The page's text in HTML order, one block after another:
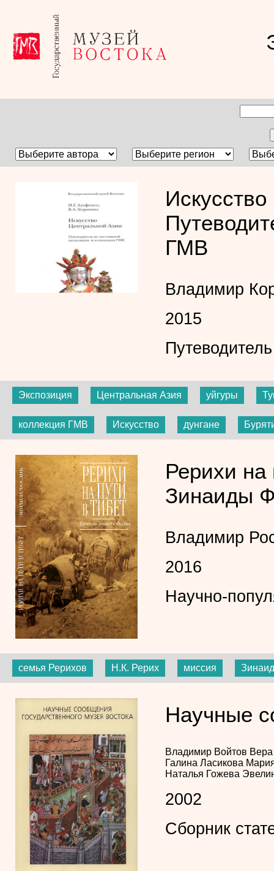
ГМВ
Владимир
2015
Путеводитель
Экспозиция Центральная Азия уйгуры
коллекция ГМВ Искусство дунгане
Рерихи на
Зинаиды
Владимир
2016
Научно-
семья Рерихов Н.К. Рерих миссия
Научные
Владимир Войтов
Галина Ласикова
Наталья Гожева
2002
Сборник